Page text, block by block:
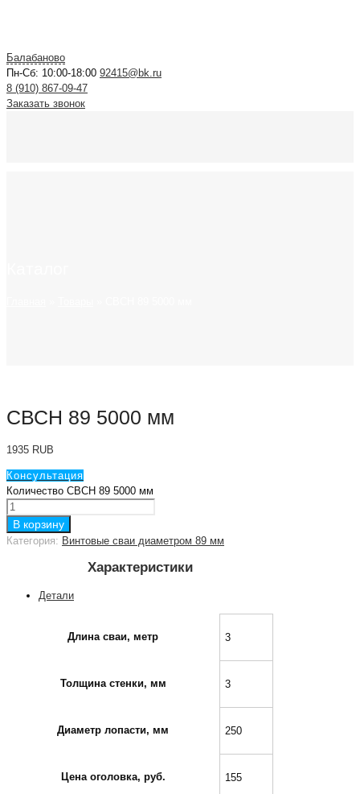
Балабаново
Пн-Сб: 10:00-18:00 92415@bk.ru
8 (910) 867-09-47
Заказать звонок
СВСН 89 5000 мм
1935 RUB
Консультация
Количество СВСН 89 5000 мм
В корзину
Категория: Винтовые сваи диаметром 89 мм
Характеристики
Детали
Длина сваи, метр 3
Толщина стенки, мм 3
Диаметр лопасти, мм 250
Цена оголовка, руб. 155